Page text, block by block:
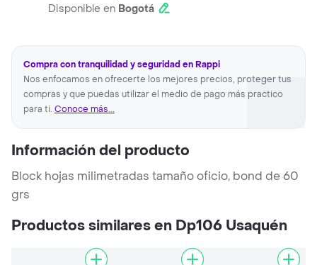
Disponible en Bogotá
Compra con tranquilidad y seguridad en Rappi
Nos enfocamos en ofrecerte los mejores precios, proteger tus
compras y que puedas utilizar el medio de pago más practico
para ti. Conoce más...
Información del producto
Block hojas milimetradas tamaño oficio, bond de 60
grs
Productos similares en Dp106 Usaquén